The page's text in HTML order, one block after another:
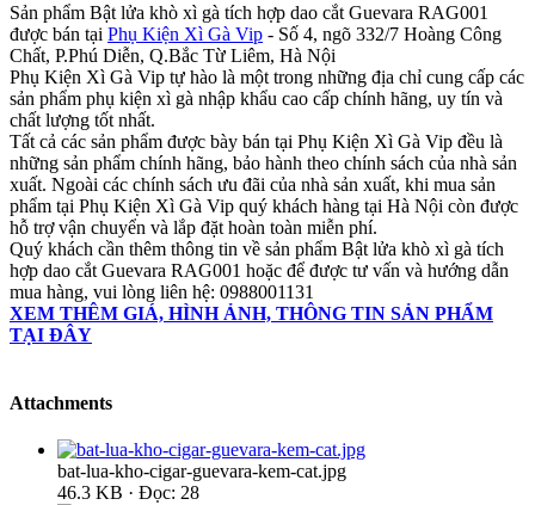
Sản phẩm Bật lửa khò xì gà tích hợp dao cắt Guevara RAG001
được bán tại Phụ Kiện Xì Gà Vip - Số 4, ngõ 332/7 Hoàng Công
Chất, P.Phú Diễn, Q.Bắc Từ Liêm, Hà Nội
Phụ Kiện Xì Gà Vip tự hào là một trong những địa chỉ cung cấp các
sản phẩm phụ kiện xì gà nhập khẩu cao cấp chính hãng, uy tín và
chất lượng tốt nhất.
Tất cả các sản phẩm được bày bán tại Phụ Kiện Xì Gà Vip đều là
những sản phẩm chính hãng, bảo hành theo chính sách của nhà sản
xuất. Ngoài các chính sách ưu đãi của nhà sản xuất, khi mua sản
phẩm tại Phụ Kiện Xì Gà Vip quý khách hàng tại Hà Nội còn được
hỗ trợ vận chuyển và lắp đặt hoàn toàn miễn phí.
Quý khách cần thêm thông tin về sản phẩm Bật lửa khò xì gà tích
hợp dao cắt Guevara RAG001 hoặc để được tư vấn và hướng dẫn
mua hàng, vui lòng liên hệ: 0988001131
XEM THÊM GIÁ, HÌNH ẢNH, THÔNG TIN SẢN PHẨM
TẠI ĐÂY
Attachments
bat-lua-kho-cigar-guevara-kem-cat.jpg
46.3 KB · Đọc: 28